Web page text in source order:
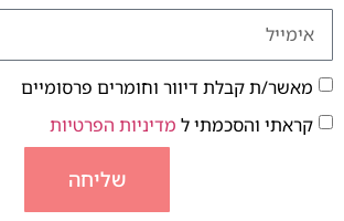
מאשר/ת קבלת דיוור וחומרים פרסומיים
קראתי והסכמתי ל מדיניות הפרטיות
שליחה